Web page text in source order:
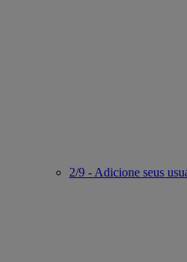
2/9 - Adicione seus